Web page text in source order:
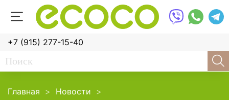
+7 (915) 277-15-40
Главная
Новости